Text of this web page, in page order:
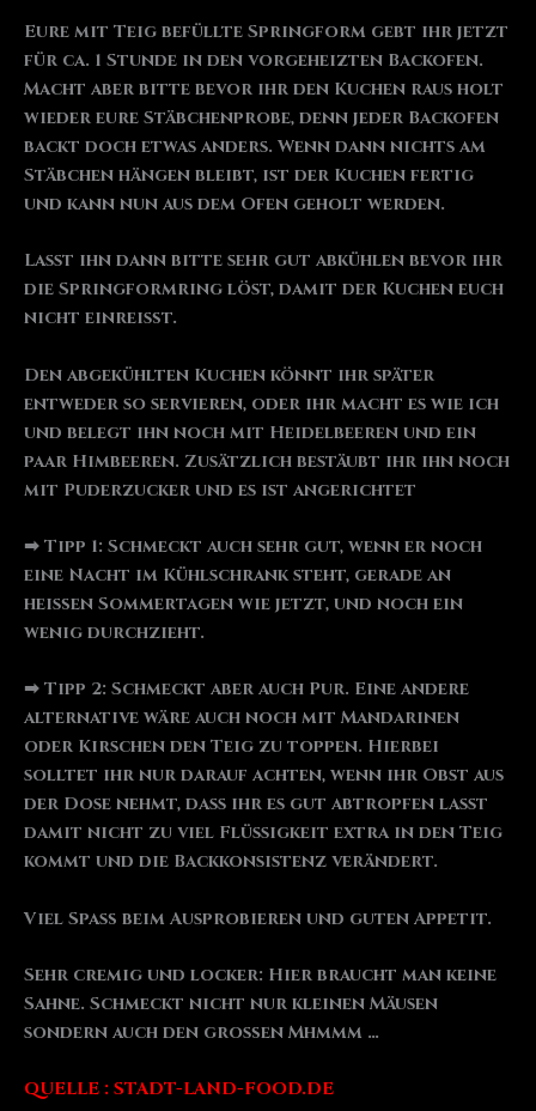
Eure mit Teig befüllte Springform gebt ihr jetzt
für ca. 1 Stunde in den vorgeheizten Backofen.
Macht aber bitte bevor ihr den Kuchen raus holt
wieder eure Stäbchenprobe, denn jeder Backofen
backt doch etwas anders. Wenn dann nichts am
Stäbchen hängen bleibt, ist der Kuchen fertig
und kann nun aus dem Ofen geholt werden.
Lasst ihn dann bitte sehr gut abkühlen bevor ihr
die Springformring löst, damit der Kuchen euch
nicht einreißt.
Den abgekühlten Kuchen könnt ihr später
entweder so servieren, oder ihr macht es wie ich
und belegt ihn noch mit Heidelbeeren und ein
paar Himbeeren. Zusätzlich bestäubt ihr ihn noch
mit Puderzucker und es ist angerichtet
➡ Tipp 1: Schmeckt auch sehr gut, wenn er noch
eine Nacht im Kühlschrank steht, gerade an
heißen Sommertagen wie jetzt, und noch ein
wenig durchzieht.
➡ Tipp 2: Schmeckt aber auch Pur. Eine andere
alternative wäre auch noch mit Mandarinen
oder Kirschen den Teig zu toppen. Hierbei
solltet ihr nur darauf achten, wenn ihr Obst aus
der Dose nehmt, dass ihr es gut abtropfen lasst
damit nicht zu viel Flüssigkeit extra in den Teig
kommt und die Backkonsistenz verändert.
Viel Spaß beim Ausprobieren und guten Appetit.
Sehr cremig und locker: Hier braucht man keine
Sahne. Schmeckt nicht nur kleinen Mäusen
sondern auch den großen Mhmmm …
QUELLE : STADT-LAND-FOOD.DE